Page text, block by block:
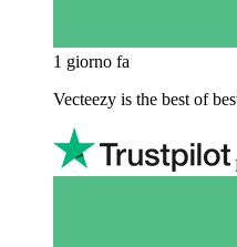
1 giorno fa
Vecteezy is the best of